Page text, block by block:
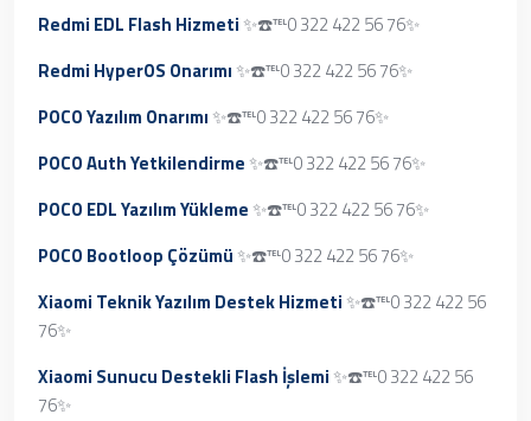
Redmi EDL Flash Hizmeti✨☎️℡0 322 422 56 76✨
Redmi HyperOS Onarımı✨☎️℡0 322 422 56 76✨
POCO Yazılım Onarımı✨☎️℡0 322 422 56 76✨
POCO Auth Yetkilendirme✨☎️℡0 322 422 56 76✨
POCO EDL Yazılım Yükleme✨☎️℡0 322 422 56 76✨
POCO Bootloop Çözümü✨☎️℡0 322 422 56 76✨
Xiaomi Teknik Yazılım Destek Hizmeti✨☎️℡0 322 422 56
76✨
Xiaomi Sunucu Destekli Flash İşlemi✨☎️℡0 322 422 56
76✨